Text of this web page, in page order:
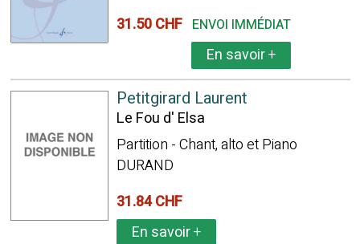
31.50 CHF ENVOI IMMÉDIAT
En savoir+
Petitgirard Laurent
Le Fou d' Elsa
Partition - Chant, alto et Piano
DURAND
31.84 CHF
En savoir+